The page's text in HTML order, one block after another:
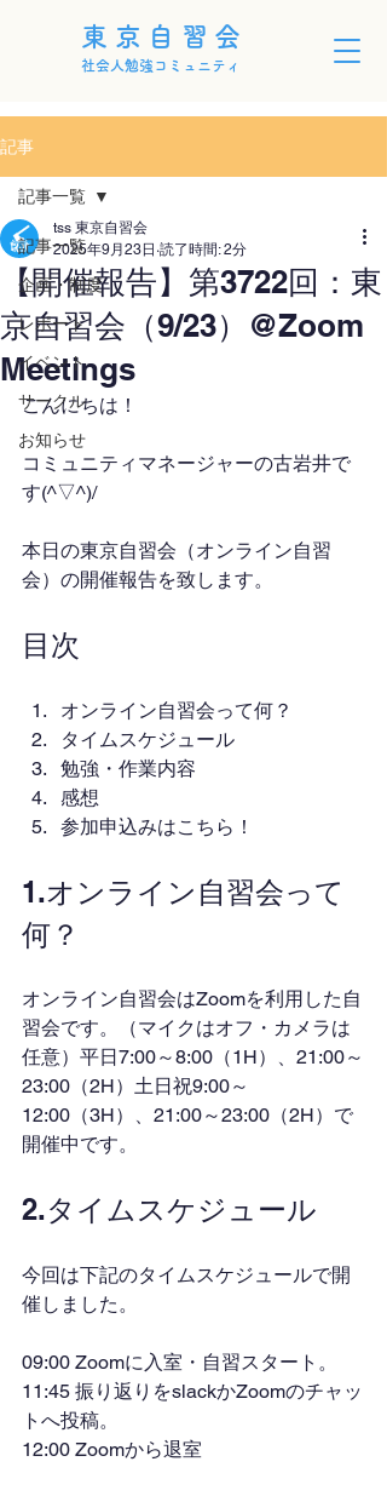
東京自習会
社会人勉強コミュニティ
記事
記事一覧
企画・制度
レポート
イベント
サークル
お知らせ
記事一覧
【開催報告】第3722回：東
京自習会（9/23）@Zoom
Meetings
tss 東京自習会
2025年9月23日 読了時間: 2分
こんにちは！
コミュニティマネージャーの古岩井で
す(^▽^)/
本日の東京自習会（オンライン自習
会）の開催報告を致します。
目次
オンライン自習会って何？
タイムスケジュール
勉強・作業内容
感想
参加申込みはこちら！
1.オンライン自習会って
何？
オンライン自習会はZoomを利用した自
習会です。（マイクはオフ・カメラは
任意）平日7:00～8:00（1H）、21:00～
23:00（2H）土日祝9:00～
12:00（3H）、21:00～23:00（2H）で
開催中です。
2.タイムスケジュール
今回は下記のタイムスケジュールで開
催しました。
09:00 Zoomに入室・自習スタート。
11:45 振り返りをslackかZoomのチャッ
トへ投稿。
12:00 Zoomから退室